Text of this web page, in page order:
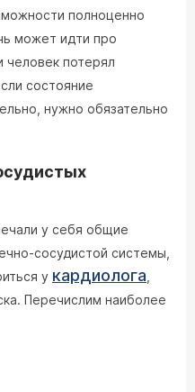
полноценно
может идти про
человек потерял
состояние
нужно обязательно
у себя общие
сосудистой системы,
у кардиолога
Перечислим наиболее